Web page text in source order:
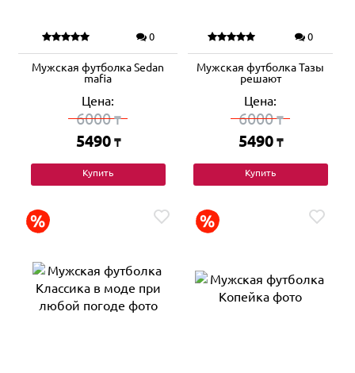
0
Мужская футболка Sedan
mafia
Цена:
6000₸
5490 ₸
Купить
0
Мужская футболка Тазы
решают
Цена:
6000₸
5490 ₸
Купить